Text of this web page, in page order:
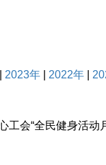
2023年 2022年
工会“全民健身活动